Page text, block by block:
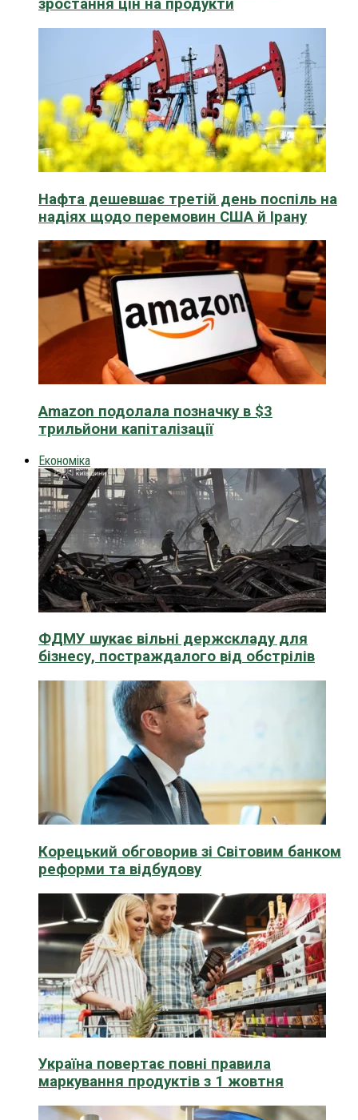
зростання цін на продукти
Нафта дешевшає третій день поспіль на
надіях щодо перемовин США й Ірану
Amazon подолала позначку в $3
трильйони капіталізації
Економіка
ФДМУ шукає вільні держскладу для
бізнесу, постраждалого від обстрілів
Корецький обговорив зі Світовим банком
реформи та відбудову
Україна повертає повні правила
маркування продуктів з 1 жовтня